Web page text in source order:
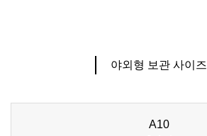
야외형 보관 사이즈
A10